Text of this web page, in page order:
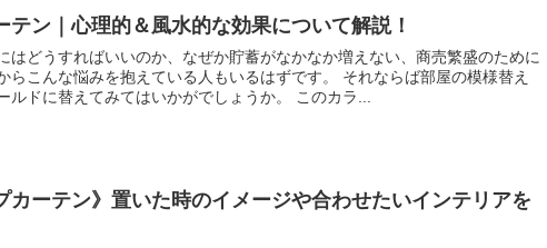
テン｜心理的＆風水的な効果について解説！
はどうすればいいのか、なぜか貯蓄がなかなか増えない、商売繁盛のために
らこんな悩みを抱えている人もいるはずです。 それならば部屋の模様替え
ルドに替えてみてはいかがでしょうか。 このカラ...
カーテン》置いた時のイメージや合わせたいインテリアを